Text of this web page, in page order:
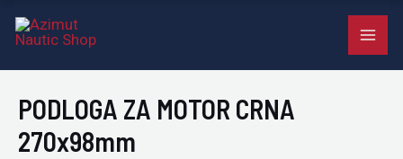
PODLOGA ZA MOTOR CRNA
270x98mm
CRNA